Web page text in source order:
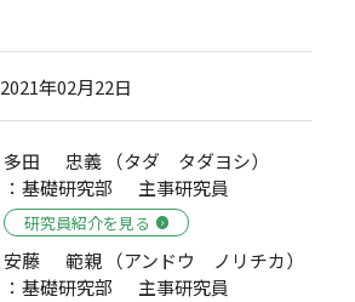
2021年02月22日
多田 忠義 （タダ タダヨシ）
：基礎研究部 主事研究員
研究員紹介を見る
安藤 範親 （アンドウ ノリチカ）
：基礎研究部 主事研究員